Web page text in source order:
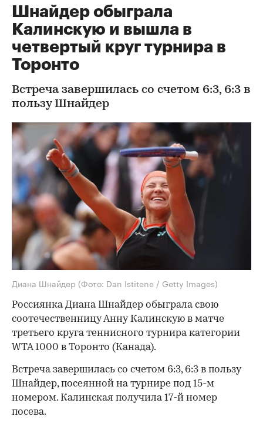
Шнайдер обыграла
Калинскую и вышла в
четвертый круг турнира в
Торонто
Встреча завершилась со счетом 6:3, 6:3 в
пользу Шнайдер
Диана Шнайдер (Фото: Dan Istitene / Getty Images)
Россиянка Диана Шнайдер обыграла свою
соотечественницу Анну Калинскую в матче
третьего круга теннисного турнира категории
WTA 1000 в Торонто (Канада).
Встреча завершилась со счетом 6:3, 6:3 в пользу
Шнайдер, посеянной на турнире под 15-м
номером. Калинская получила 17-й номер
посева.